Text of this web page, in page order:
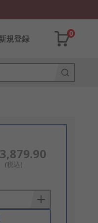
規登録
0
(税込)